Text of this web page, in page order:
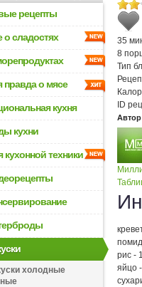
рецепты
о сладостях
правда о мясе
кухня
кухни
кухонной техники
холодные
35
8
Тип
ID
Автор
рис -
яйцо